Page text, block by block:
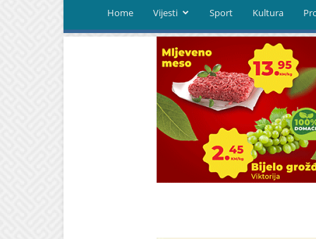
Home Vijesti Sport Kultura